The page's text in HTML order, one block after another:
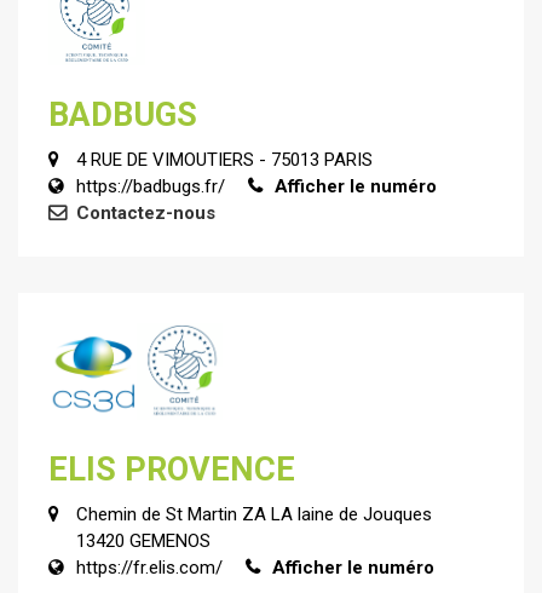
BADBUGS
4 RUE DE VIMOUTIERS - 75013 PARIS
https://badbugs.fr/
Afficher le numéro
Contactez-nous
ELIS PROVENCE
Chemin de St Martin ZA LA laine de Jouques
13420 GEMENOS
https://fr.elis.com/
Afficher le numéro